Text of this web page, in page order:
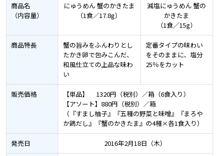
商品名
（内容量）
にゅうめん 蟹のかきたま
（1食／17.8g）
減塩にゅうめん 蟹の
かきたま
（1食／15g）
商品特長
蟹の旨みをふんわりとし
たかき卵で包みこんだ、
和風仕立ての上品な味わ
い
定番タイプの味わい
をそのままに、塩分
25％をカット
販売価格
【単品】 1320円（税別）／箱（6食入り）
【アソート】880円（税別）／箱
（『すまし柚子』『五種の野菜と味噌』『まろや
か鶏だし』『蟹のかきたま』の4種×各1食入り）
発売日 2016年2月18日（木）